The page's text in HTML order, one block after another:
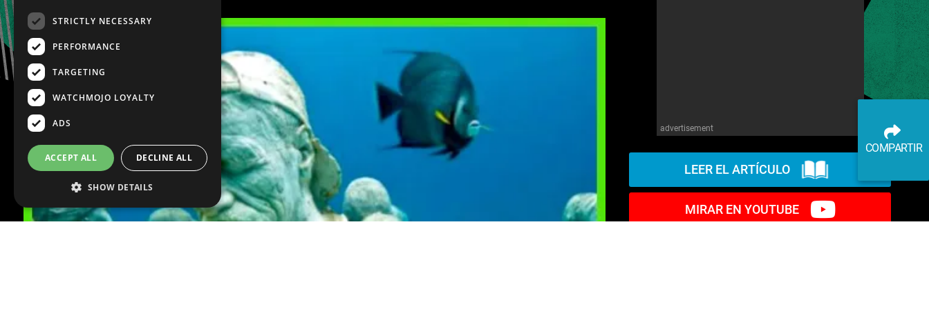
advertisement
LEER EL ARTÍCULO
MIRAR EN YOUTUBE
COMPARTIR
STRICTLY NECESSARY
PERFORMANCE
TARGETING
WATCHMOJO LOYALTY
ADS
ACCEPT ALL DECLINE ALL
SHOW DETAILS